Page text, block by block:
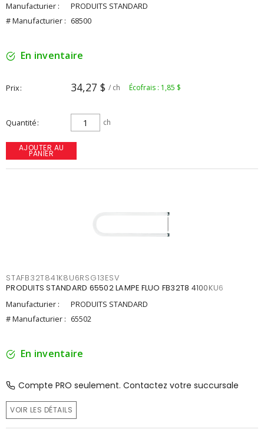
Manufacturier :
PRODUITS STANDARD
# Manufacturier : 68500
En inventaire
Prix 34,27 $ / ch Écofrais : 1,85 $
Quantité ch
AJOUTER AU
PANIER
STAFB32T841K8U6RSG13ESV
PRODUITS STANDARD 65502 LAMPE FLUO FB32T8 4100KU6
Manufacturier :
PRODUITS STANDARD
# Manufacturier : 65502
En inventaire
Compte PRO seulement. Contactez votre succursale
VOIR LES DÉTAILS